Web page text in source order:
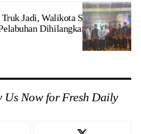
Jadi, Walikota Semarang
Dihilangkan
Us Now for Fresh Daily